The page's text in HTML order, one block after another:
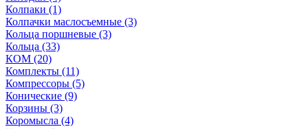
Колпаки (1)
Колпачки маслосъемные (3)
Кольца поршневые (3)
Кольца (33)
КОМ (20)
Комплекты (11)
Компрессоры (5)
Конические (9)
Корзины (3)
Коромысла (4)